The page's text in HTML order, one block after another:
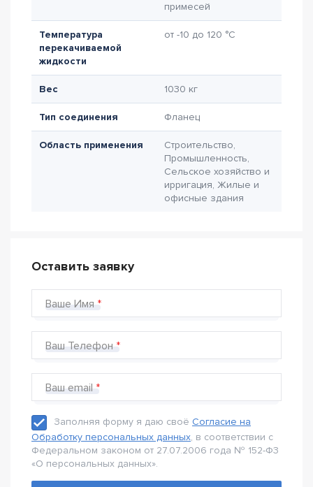
примесей
Температура
перекачиваемой
жидкости
от -10 до 120 °C
Вес 1030 кг
Тип соединения Фланец
Область применения
Строительство,
Промышленность,
Сельское хозяйство и
ирригация, Жилые и
офисные здания
Оставить заявку
Ваше Имя
Ваш Телефон
Ваш email
Заполняя форму я даю своё Согласие на
Обработку персональных данных, в соответствии с
Федеральном законом от 27.07.2006 года № 152-Ф3
«О персональных данных».